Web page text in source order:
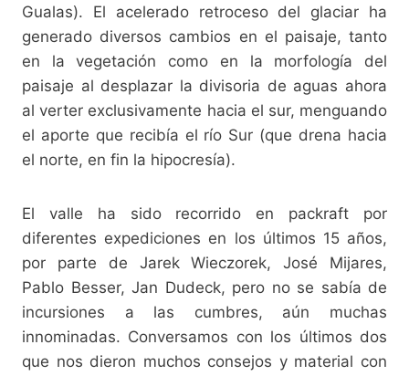
Gualas). El acelerado retroceso del glaciar ha
generado diversos cambios en el paisaje, tanto
en la vegetación como en la morfología del
paisaje al desplazar la divisoria de aguas ahora
al verter exclusivamente hacia el sur, menguando
el aporte que recibía el río Sur (que drena hacia
el norte, en fin la hipocresía).
El valle ha sido recorrido en packraft por
diferentes expediciones en los últimos 15 años,
por parte de Jarek Wieczorek, José Mijares,
Pablo Besser, Jan Dudeck, pero no se sabía de
incursiones a las cumbres, aún muchas
innominadas. Conversamos con los últimos dos
que nos dieron muchos consejos y material con